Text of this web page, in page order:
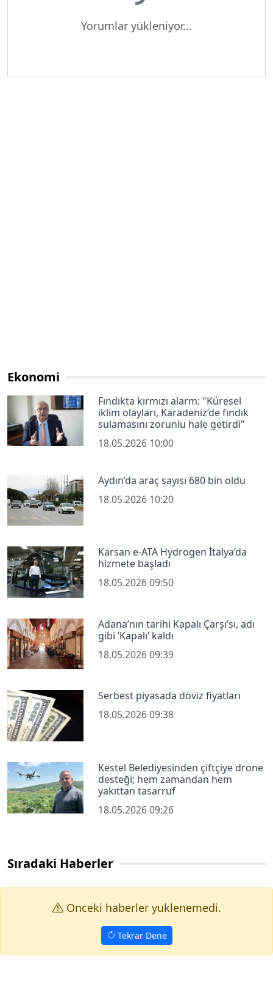
Yorumlar yükleniyor...
Ekonomi
Fındıkta kırmızı alarm: "Küresel
iklim olayları, Karadeniz’de fındık
sulamasını zorunlu hale getirdi"
18.05.2026 10:00
Aydın’da araç sayısı 680 bin oldu
18.05.2026 10:20
Karsan e-ATA Hydrogen İtalya’da
hizmete başladı
18.05.2026 09:50
Adana’nın tarihi Kapalı Çarşı’sı, adı
gibi ‘Kapalı’ kaldı
18.05.2026 09:39
Serbest piyasada döviz fiyatları
18.05.2026 09:38
Kestel Belediyesinden çiftçiye drone
desteği; hem zamandan hem
yakıttan tasarruf
18.05.2026 09:26
Sıradaki Haberler
Onceki haberler yuklenemedi.
Tekrar Dene